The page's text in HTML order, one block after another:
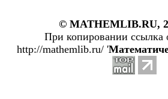
© MATHEMLIB.RU,
При копировании ссылка
http://mathemlib.ru/ '